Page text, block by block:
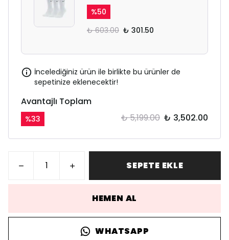
%50
₺ 603.00 ₺ 301.50
İncelediğiniz ürün ile birlikte bu ürünler de
sepetinize eklenecektir!
Avantajlı Toplam
%33 ₺ 5,199.00 ₺ 3,502.00
SEPETE EKLE
HEMEN AL
WHATSAPP